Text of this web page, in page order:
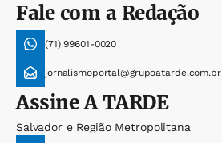
Fale com a Redação
(71) 99601-0020
jornalismoportal@grupoatarde.com.br
AssineA TARDE
Salvador e Região Metropolitana